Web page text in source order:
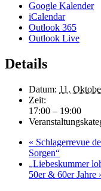
Google Kalender
iCalendar
Outlook 365
Outlook Live
Details
Datum: 11.
Zeit:
17:00 – 19:00
« Schlagerrevue
Sorgen“
„Liebeskummer
50er & 60er Jahre